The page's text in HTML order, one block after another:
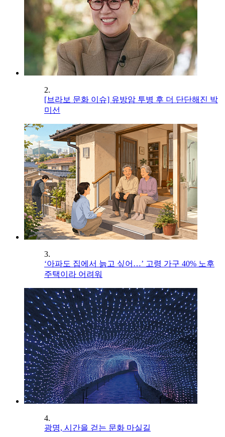
2.
[브라보 문화 이슈] 유방암 투병 후 더 단단해진 박
미선
3.
‘아파도 집에서 늙고 싶어…’ 고령 가구 40% 노후
주택이라 어려워
4.
광명, 시간을 걷는 문화 마실길